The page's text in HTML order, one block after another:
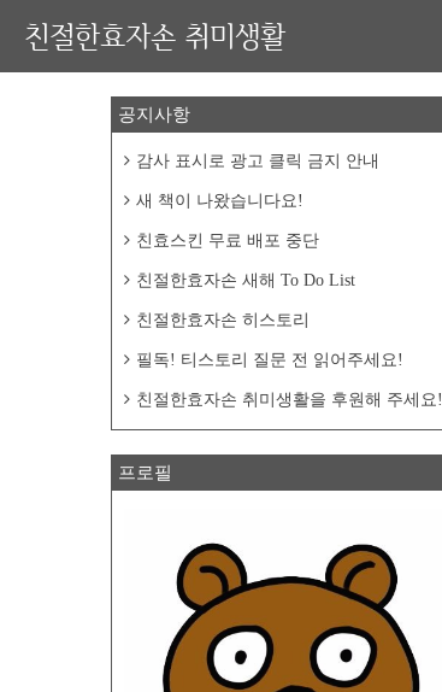
친절한효자손 취미생활
공지사항
감사 표시로 광고 클릭 금지 안내
새 책이 나왔습니다요!
친효스킨 무료 배포 중단
친절한효자손 새해 To Do List
친절한효자손 히스토리
필독! 티스토리 질문 전 읽어주세요!
친절한효자손 취미생활을 후원해 주세요!
프로필